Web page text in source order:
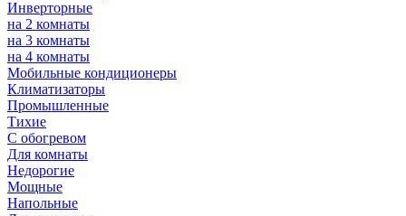
Инверторные
на 2 комнаты
на 3 комнаты
на 4 комнаты
Мобильные кондиционеры
Климатизаторы
Промышленные
Тихие
С обогревом
Для комнаты
Недорогие
Мощные
Напольные